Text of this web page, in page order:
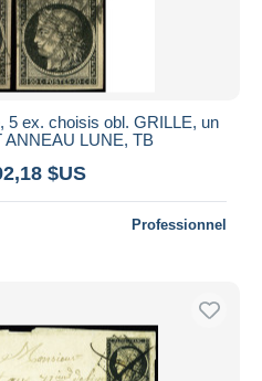
5 ex. choisis obl. GRILLE, un
ANNEAU LUNE, TB
$US
Professionnel